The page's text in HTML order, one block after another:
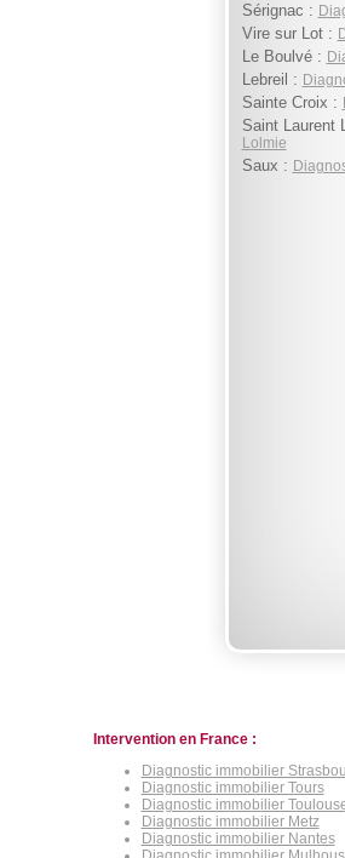
Sérignac :
Vire sur Lot :
Le Boulvé :
Lebreil :
Sainte Croix :
Saint Laurent
Lolmie
Saux :
Intervention en France :
Diagnostic immobilier
Diagnostic immobilier Tours
Diagnostic immobilier
Diagnostic immobilier Metz
Diagnostic immobilier Nantes